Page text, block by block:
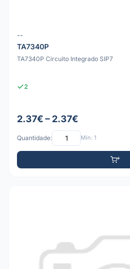
--
TA7340P
TA7340P Circuito Integrado SIP7
2
2.37€ – 2.37€
Quantidade: Mín: 1